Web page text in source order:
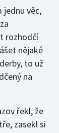
jednu věc,
rozhodčí
nějaké
to už
na
řekl, že
zasekl si